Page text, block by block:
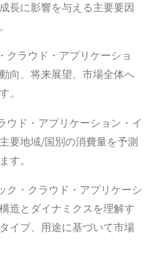
長に影響を与える主要要因
クラウド・アプリケーショ
向、将来展望、市場全体へ
。
ウド・アプリケーション・イ
要地域/国別の消費量を予測
す。
ク・クラウド・アプリケーシ
造とダイナミクスを理解す
イプ、用途に基づいて市場